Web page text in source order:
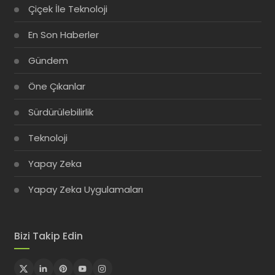
Çiçek İle Teknoloji
En Son Haberler
Gündem
Öne Çıkanlar
Sürdürülebilirlik
Teknoloji
Yapay Zeka
Yapay Zeka Uygulamaları
Bizi Takip Edin